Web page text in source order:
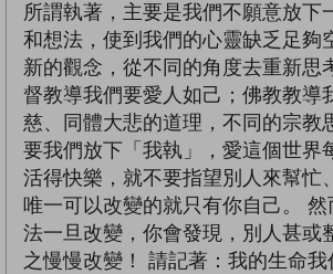
所謂執著，主要是我們不願意放下
和想法，使到我們的心靈缺乏足夠
新的觀念，從不同的角度去重新思
督教導我們要愛人如己；佛教教導
慈、同體大悲的道理，不同的宗教
要我們放下「我執」，愛這個世界
活得快樂，就不要指望別人來幫忙
唯一可以改變的就只有你自己。
法一旦改變，你會發現，別人甚或
之慢慢改變！ 請記著：我的生命